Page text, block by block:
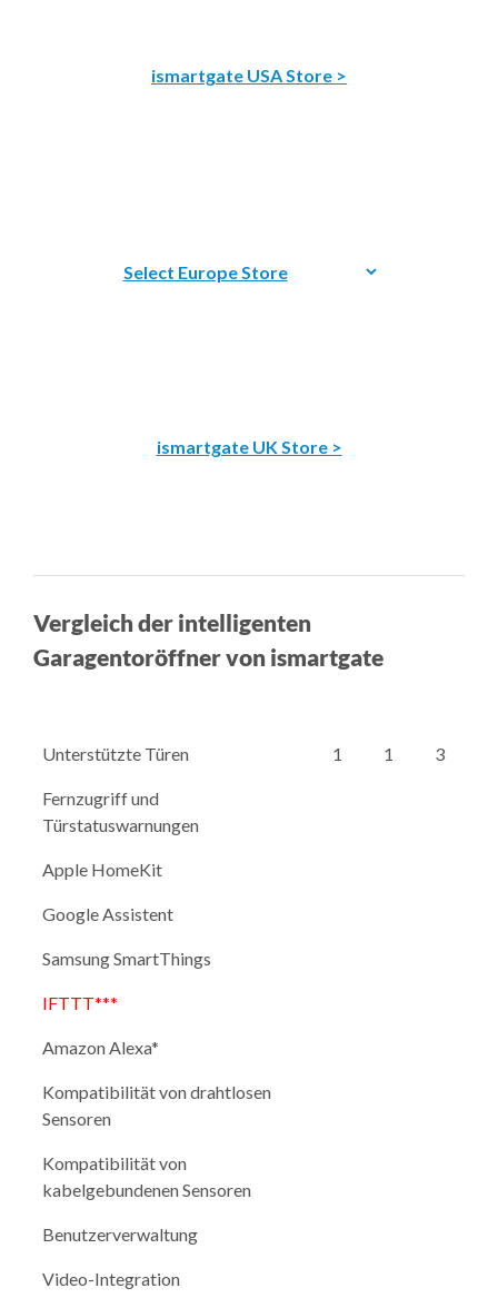
ismartgate USA Store >
ismartgate UK Store >
Vergleich der intelligenten
Garagentoröffner von ismartgate
Unterstützte Türen 1 1 3
Fernzugriff und
Türstatuswarnungen
Apple HomeKit
Google Assistent
Samsung SmartThings
IFTTT***
Amazon Alexa*
Kompatibilität von drahtlosen
Sensoren
Kompatibilität von
kabelgebundenen Sensoren
Benutzerverwaltung
Video-Integration